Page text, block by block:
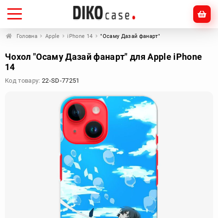
Головна Apple iPhone 14 "Осаму Дазай фанарт"
Чохол "Осаму Дазай фанарт" для Apple iPhone
14
Код товару: 22-SD-77251